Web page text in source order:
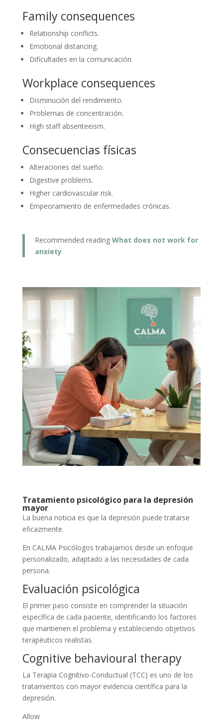
Family consequences
Relationship conflicts.
Emotional distancing.
Dificultades en la comunicación.
Workplace consequences
Disminución del rendimiento.
Problemas de concentración.
High staff absenteeism.
Consecuencias físicas
Alteraciones del sueño.
Digestive problems.
Higher cardiovascular risk.
Empeoramiento de enfermedades crónicas.
Recommended reading What does not work for
anxiety
Tratamiento psicológico para la depresión
mayor
La buena noticia es que la depresión puede tratarse
eficazmente.
En CALMA Psicólogos trabajamos desde un enfoque
personalizado, adaptado a las necesidades de cada
persona.
Evaluación psicológica
El primer paso consiste en comprender la situación
específica de cada paciente, identificando los factores
que mantienen el problema y estableciendo objetivos
terapéuticos realistas.
Cognitive behavioural therapy
La Terapia Cognitivo-Conductual (TCC) es uno de los
tratamientos con mayor evidencia científica para la
depresión.
Allow